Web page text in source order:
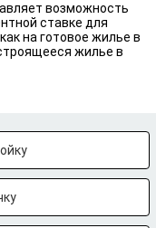
возможность
ставке для
на готовое жилье в
жилье в